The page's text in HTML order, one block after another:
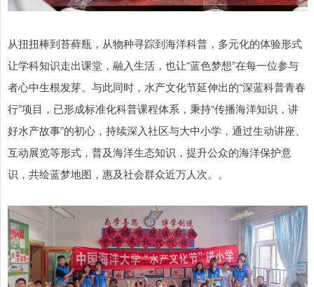
从扭扭棒到苔藓瓶，从物种寻踪到海洋科普，多元化的体验形式
让学科知识走出课堂，融入生活，也让“蓝色梦想”在每一位参与
者心中生根发芽。与此同时，水产文化节延伸出的“深蓝科普青春
行”项目，已形成标准化科普课程体系，秉持“传播海洋知识，讲
好水产故事”的初心，持续深入社区与大中小学，通过生动讲座、
互动展览等形式，普及海洋生态知识，提升公众的海洋保护意
识，共绘蓝梦地图，惠及社会群众近万人次。。